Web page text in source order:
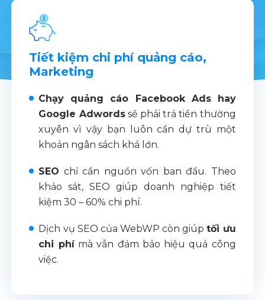
Tiết kiệm chi phí quảng cáo,
Marketing
Chạy quảng cáo Facebook Ads hay
Google Adwordssẽ phải trả tiền thường
xuyên vì vậy bạn luôn cần dự trù một
khoản ngân sách khá lớn.
SEO chỉ cần nguồn vốn ban đầu. Theo
khảo sát, SEO giúp doanh nghiệp tiết
kiệm 30 – 60% chi phí.
Dịch vụ SEO của WebWP còn giúptối ưu
chi phímà vẫn đảm bảo hiệu quả công
việc.